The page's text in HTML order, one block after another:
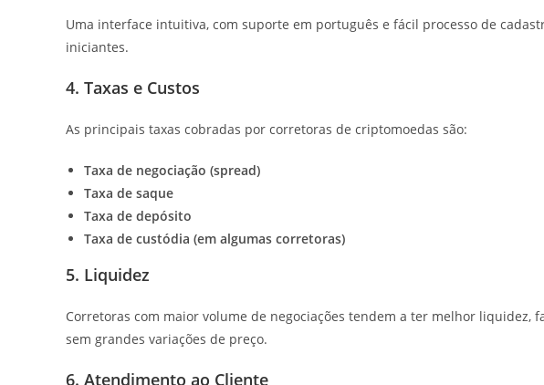
Uma interface intuitiva, com suporte em português e fácil processo de
iniciantes.
4. Taxas e Custos
As principais taxas cobradas por corretoras de criptomoedas são:
Taxa de negociação (spread)
Taxa de saque
Taxa de depósito
Taxa de custódia (em algumas corretoras)
5. Liquidez
Corretoras com maior volume de negociações tendem a ter melhor liquidez,
sem grandes variações de preço.
6. Atendimento ao Cliente